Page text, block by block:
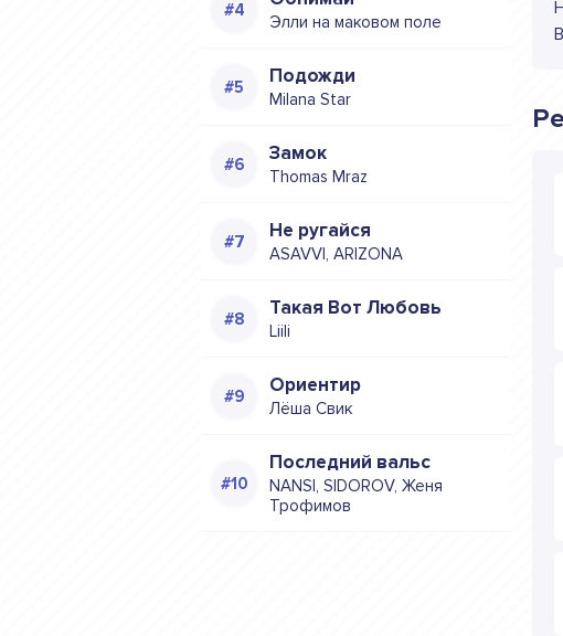
Элли на маковом поле
Подожди
Milana Star
Замок
Thomas Mraz
Не ругайся
ASAVVI, ARIZONA
Такая Вот Любовь
Liili
Ориентир
Лёша Свик
Последний вальс
NANSI, SIDOROV, Женя
Трофимов